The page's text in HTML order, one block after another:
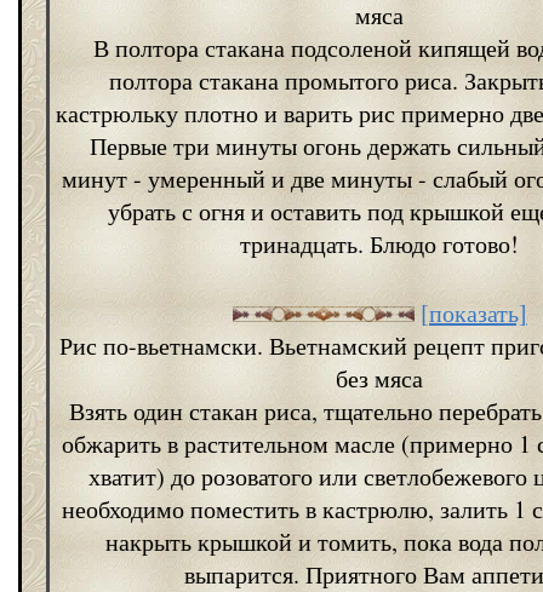
мяса
В полтора стакана подсоленой кипящей
полтора стакана промытого риса.
кастрюльку плотно и варить рис примерно
Первые три минуты огонь держать
минут - умеренный и две минуты - слабый
убрать с огня и оставить под крышкой
тринадцать. Блюдо готово!
[показать]
Рис по-вьетнамски. Вьетнамский рецепт
без мяса
Взять один стакан риса, тщательно
обжарить в растительном масле (примерно 1
хватит) до розоватого или светлобежевого
необходимо поместить в кастрюлю, залить 1
накрыть крышкой и томить, пока вода
выпарится. Приятного Вам